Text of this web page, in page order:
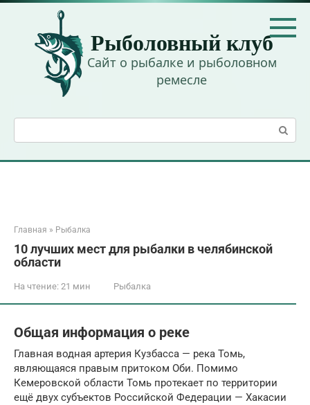
Перейти
контенту
Рыболовный клуб
Сайт о рыбалке и рыболовном
ремесле
Главная » Рыбалка
10 лучших мест для рыбалки в челябинской
области
На чтение: 21 мин Рыбалка
Общая информация о реке
Главная водная артерия Кузбасса — река Томь,
являющаяся правым притоком Оби. Помимо
Кемеровской области Томь протекает по территории
ещё двух субъектов Российской Федерации — Хакасии